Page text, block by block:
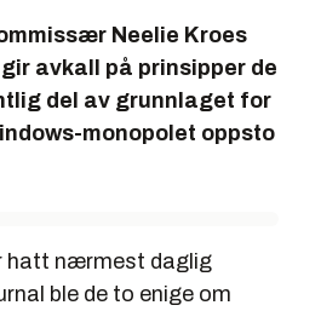
Neelie Kroes
avkall på prinsipper de
del av grunnlaget for
monopolet oppsto
hatt nærmest daglig
ble de to enige om